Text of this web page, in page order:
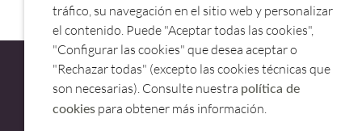
tráfico, su navegación en el sitio web y personalizar
el contenido. Puede "Aceptar todas las cookies",
"Configurar las cookies" que desea aceptar o
"Rechazar todas" (excepto las cookies técnicas que
son necesarias). Consulte nuestra política de
cookies para obtener más información.